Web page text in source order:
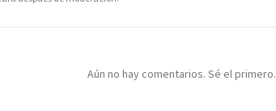
Aún no hay comentarios. Sé el primero.